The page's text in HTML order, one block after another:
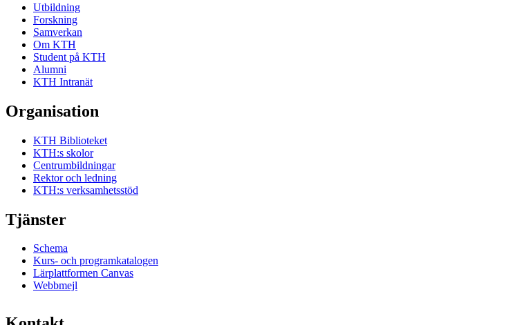
Utbildning
Forskning
Samverkan
Om KTH
Student på KTH
Alumni
KTH Intranät
Organisation
KTH Biblioteket
KTH:s skolor
Centrumbildningar
Rektor och ledning
KTH:s verksamhetsstöd
Tjänster
Schema
Kurs- och programkatalogen
Lärplattformen Canvas
Webbmejl